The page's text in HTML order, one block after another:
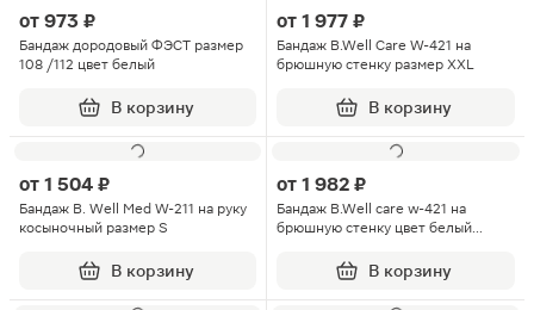
от 973 ₽
Бандаж дородовый ФЭСТ размер
108 /112 цвет белый
В корзину
от 1 977 ₽
Бандаж B.Well Care W-421 на
брюшную стенку размер XXL
В корзину
от 1 504 ₽
Бандаж B. Well Med W-211 на руку
косыночный размер S
В корзину
от 1 982 ₽
Бандаж B.Well care w-421 на
брюшную стенку цвет белый
В корзину